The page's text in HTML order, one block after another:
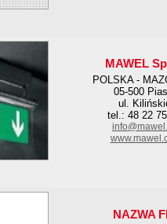
MAWEL
POLSKA -
05-500
ul.
tel.: 48 22
NAZWA